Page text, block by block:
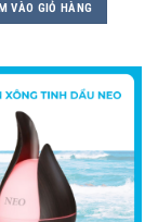
VÀO GIỎ HÀNG